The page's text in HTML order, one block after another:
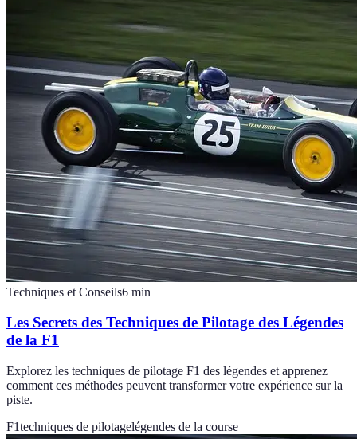
Techniques et Conseils6 min
Les Secrets des Techniques de Pilotage des Légendes
de la F1
Explorez les techniques de pilotage F1 des légendes et apprenez
comment ces méthodes peuvent transformer votre expérience sur la
piste.
F1techniques de pilotagelégendes de la course